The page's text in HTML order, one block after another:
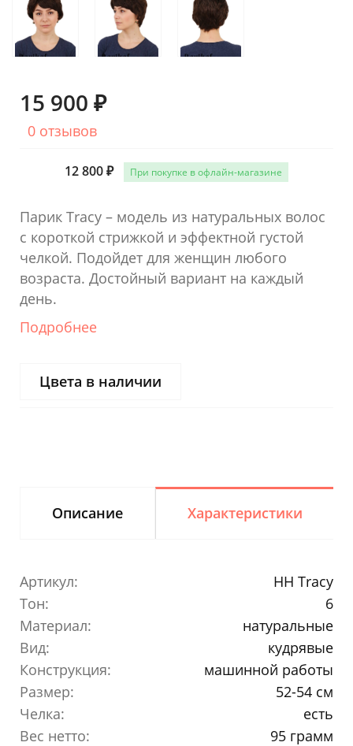
15 900 ₽
0 отзывов
12 800 ₽ При покупке в офлайн-магазине
Парик Tracy – модель из натуральных волос
с короткой стрижкой и эффектной густой
челкой. Подойдет для женщин любого
возраста. Достойный вариант на каждый
день.
Подробнее
Цвета в наличии
Описание Характеристики
Артикул:
HH Tracy
Тон:
6
Материал:
натуральные
Вид:
кудрявые
Конструкция:
машинной работы
Размер:
52-54 см
Челка:
есть
Вес нетто:
95 грамм